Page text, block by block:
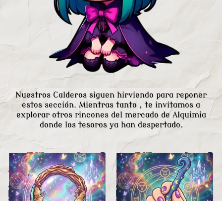
Nuestros Calderos siguen hirviendo para reponer
estos sección. Mientras tanto , te invitamos a
explorar otros rincones del mercado de Alquimia
donde los tesoros ya han despertado.